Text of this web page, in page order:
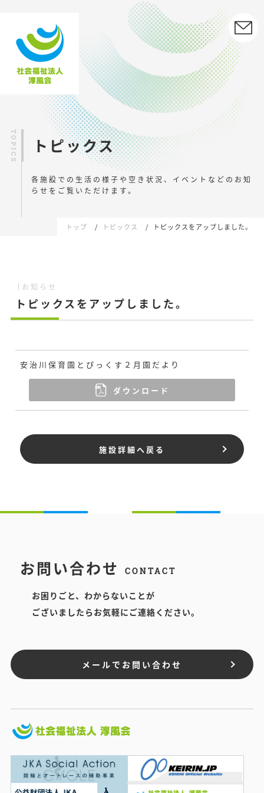
トピックス
各施設での生活の様子や空き状況、イベントなどの お知
らせをご覧いただけます。
トップ トピックス トピックスをアップしました。
お知らせ
トピックスをアップしました。
安治川保育園とぴっくす２月園だより
ダウンロード
施設詳細へ戻る
お問い合わせ CONTACT
お困りごと、わからないことが
ございましたらお気軽にご連絡ください。
メールでお問い合わせ